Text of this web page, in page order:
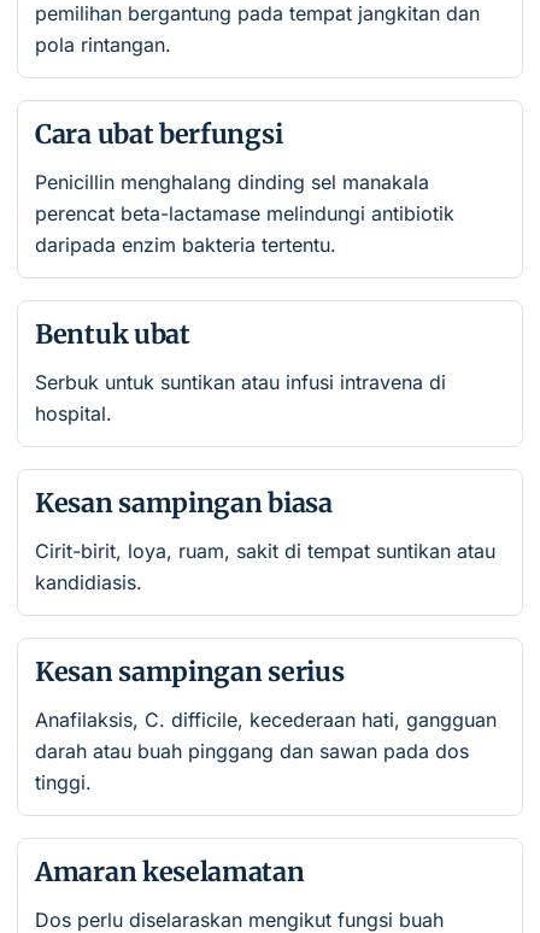
pemilihan bergantung pada tempat jangkitan dan
pola rintangan.
Cara ubat berfungsi
Penicillin menghalang dinding sel manakala
perencat beta-lactamase melindungi antibiotik
daripada enzim bakteria tertentu.
Bentuk ubat
Serbuk untuk suntikan atau infusi intravena di
hospital.
Kesan sampingan biasa
Cirit-birit, loya, ruam, sakit di tempat suntikan atau
kandidiasis.
Kesan sampingan serius
Anafilaksis, C. difficile, kecederaan hati, gangguan
darah atau buah pinggang dan sawan pada dos
tinggi.
Amaran keselamatan
Dos perlu diselaraskan mengikut fungsi buah